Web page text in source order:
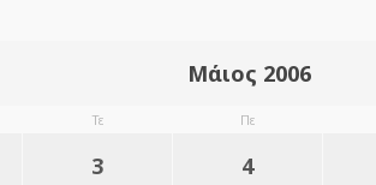
Μάιος 2006
Τε Πε
3 4